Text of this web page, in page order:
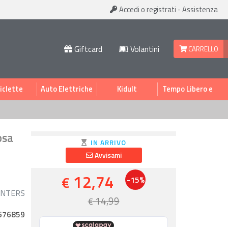
Accedi o registrati -Assistenza
Giftcard Volantini CARRELLO
Auto Elettriche Kidult
Tempo Libero e
Sport
IN ARRIVO
Avvisami
€ 12,74 -15%
€14,99